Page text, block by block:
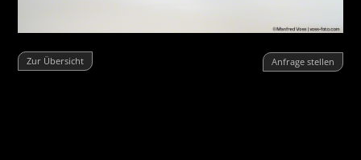
Zur Übersicht Anfrage stellen